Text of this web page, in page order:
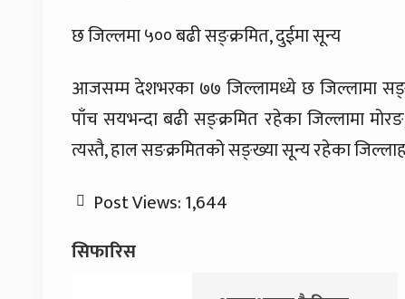
छ जिल्लमा ५०० बढी सङ्क्रमित, दुईमा सून्य
आजसम्म देशभरका ७७ जिल्लामध्ये छ जिल्लामा
पाँच सयभन्दा बढी सङ्क्रमित रहेका जिल्लामा
त्यस्तै, हाल सङक्रमितको सङ्ख्या सून्य रहेका
Post Views:1,644
सिफारिस